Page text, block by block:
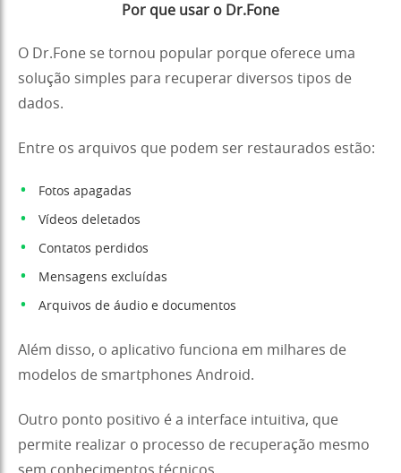
Por que usar o Dr.Fone
O Dr.Fone se tornou popular porque oferece uma
solução simples para recuperar diversos tipos de
dados.
Entre os arquivos que podem ser restaurados estão:
Fotos apagadas
Vídeos deletados
Contatos perdidos
Mensagens excluídas
Arquivos de áudio e documentos
Além disso, o aplicativo funciona em milhares de
modelos de smartphones Android.
Outro ponto positivo é a interface intuitiva, que
permite realizar o processo de recuperação mesmo
sem conhecimentos técnicos.